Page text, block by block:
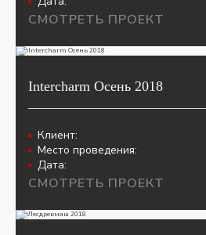
СМОТРЕТЬ ПРОЕКТ
Intercharm Осень 2018
Клиент:
Место проведения:
Дата:
СМОТРЕТЬ ПРОЕКТ